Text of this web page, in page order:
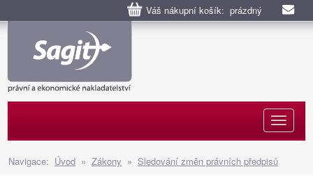
Váš nákupní košík: prázdný
Navigace: Úvod » Zákony » Sledování změn právních předpisů